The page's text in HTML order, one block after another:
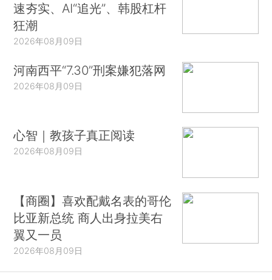
速夯实、AI“追光”、韩股杠杆
狂潮
2026年08月09日
河南西平“7.30”刑案嫌犯落网
2026年08月09日
心智｜教孩子真正阅读
2026年08月09日
【商圈】喜欢配戴名表的哥伦
比亚新总统 商人出身拉美右
翼又一员
2026年08月09日